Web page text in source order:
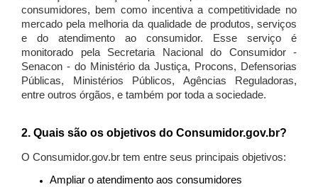
consumidores, bem como incentiva a competitividade no
mercado pela melhoria da qualidade de produtos, serviços
e do atendimento ao consumidor. Esse serviço é
monitorado pela Secretaria Nacional do Consumidor -
Senacon - do Ministério da Justiça, Procons, Defensorias
Públicas, Ministérios Públicos, Agências Reguladoras,
entre outros órgãos, e também por toda a sociedade.
2. Quais são os objetivos do Consumidor.gov.br?
O Consumidor.gov.br tem entre seus principais objetivos:
Ampliar o atendimento aos consumidores